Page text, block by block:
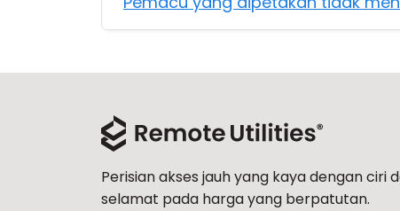
Perisian akses jauh yang kaya dengan ciri
selamat pada harga yang berpatutan.